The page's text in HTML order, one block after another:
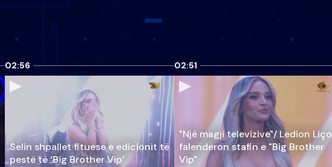
02:56
Selin shpallet fituese e edicionit të
pestë të ‘Big Brother Vip’
02:51
"Një magji televizive"/ Ledion Liço
falenderon stafin e "Big Brother
Vip"